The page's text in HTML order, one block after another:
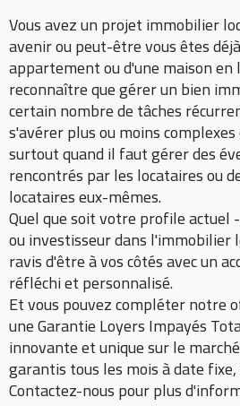
Vous avez un projet immobilier
avenir ou peut-être vous êtes
appartement ou d'une maison
reconnaître que gérer un bien
certain nombre de tâches
s'avérer plus ou moins
surtout quand il faut gérer des
rencontrés par les locataires ou
locataires eux-mêmes.
Quel que soit votre profile
ou investisseur dans l'immobilier
ravis d'être à vos côtés avec un
réfléchi et personnalisé.
Et vous pouvez compléter notre
une Garantie Loyers Impayés
innovante et unique sur le
garantis tous les mois à date
Contactez-nous pour plus